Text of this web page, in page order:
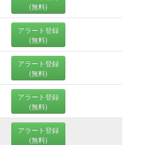
(無料)
アラート登録
(無料)
アラート登録
(無料)
アラート登録
(無料)
アラート登録
(無料)